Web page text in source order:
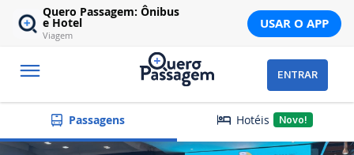
Quero Passagem: Ônibus
e Hotel
Viagem
USAR O APP
ENTRAR
Passagens Hotéis Novo!